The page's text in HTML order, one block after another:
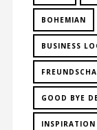
BOHEMIAN
BUSINESS
GOOD BYE
INSPIRATION